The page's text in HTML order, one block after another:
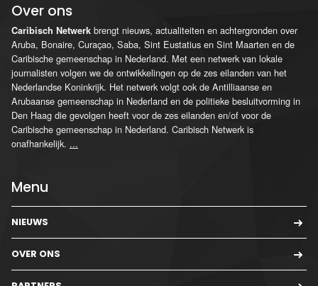
Over ons
Caribisch Netwerk brengt nieuws, actualiteiten en achtergronden over
Aruba, Bonaire, Curaçao, Saba, Sint Eustatius en Sint Maarten en de
Caribische gemeenschap in Nederland. Met een netwerk van lokale
journalisten volgen we de ontwikkelingen op de zes eilanden van het
Nederlandse Koninkrijk. Het netwerk volgt ook de Antilliaanse en
Arubaanse gemeenschap in Nederland en de politieke besluitvorming in
Den Haag die gevolgen heeft voor de zes eilanden en/of voor de
Caribische gemeenschap in Nederland. Caribisch Netwerk is
onafhankelijk. ...
Menu
NIEUWS
OVER ONS